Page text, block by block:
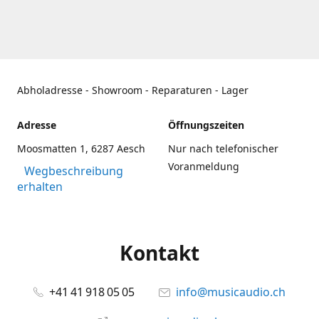
Abholadresse - Showroom - Reparaturen - Lager
Adresse
Moosmatten 1, 6287 Aesch
Wegbeschreibung
erhalten
Öffnungszeiten
Nur nach telefonischer
Voranmeldung
Kontakt
+41 41 918 05 05
info@musicaudio.ch